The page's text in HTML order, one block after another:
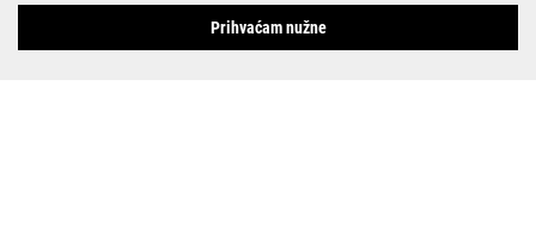
Prihvaćam nužne